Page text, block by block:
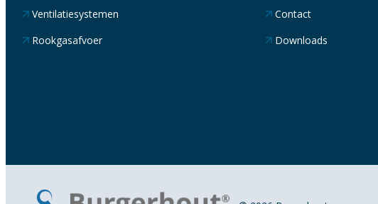
Ventilatiesystemen
Rookgasafvoer
Contact
Downloads